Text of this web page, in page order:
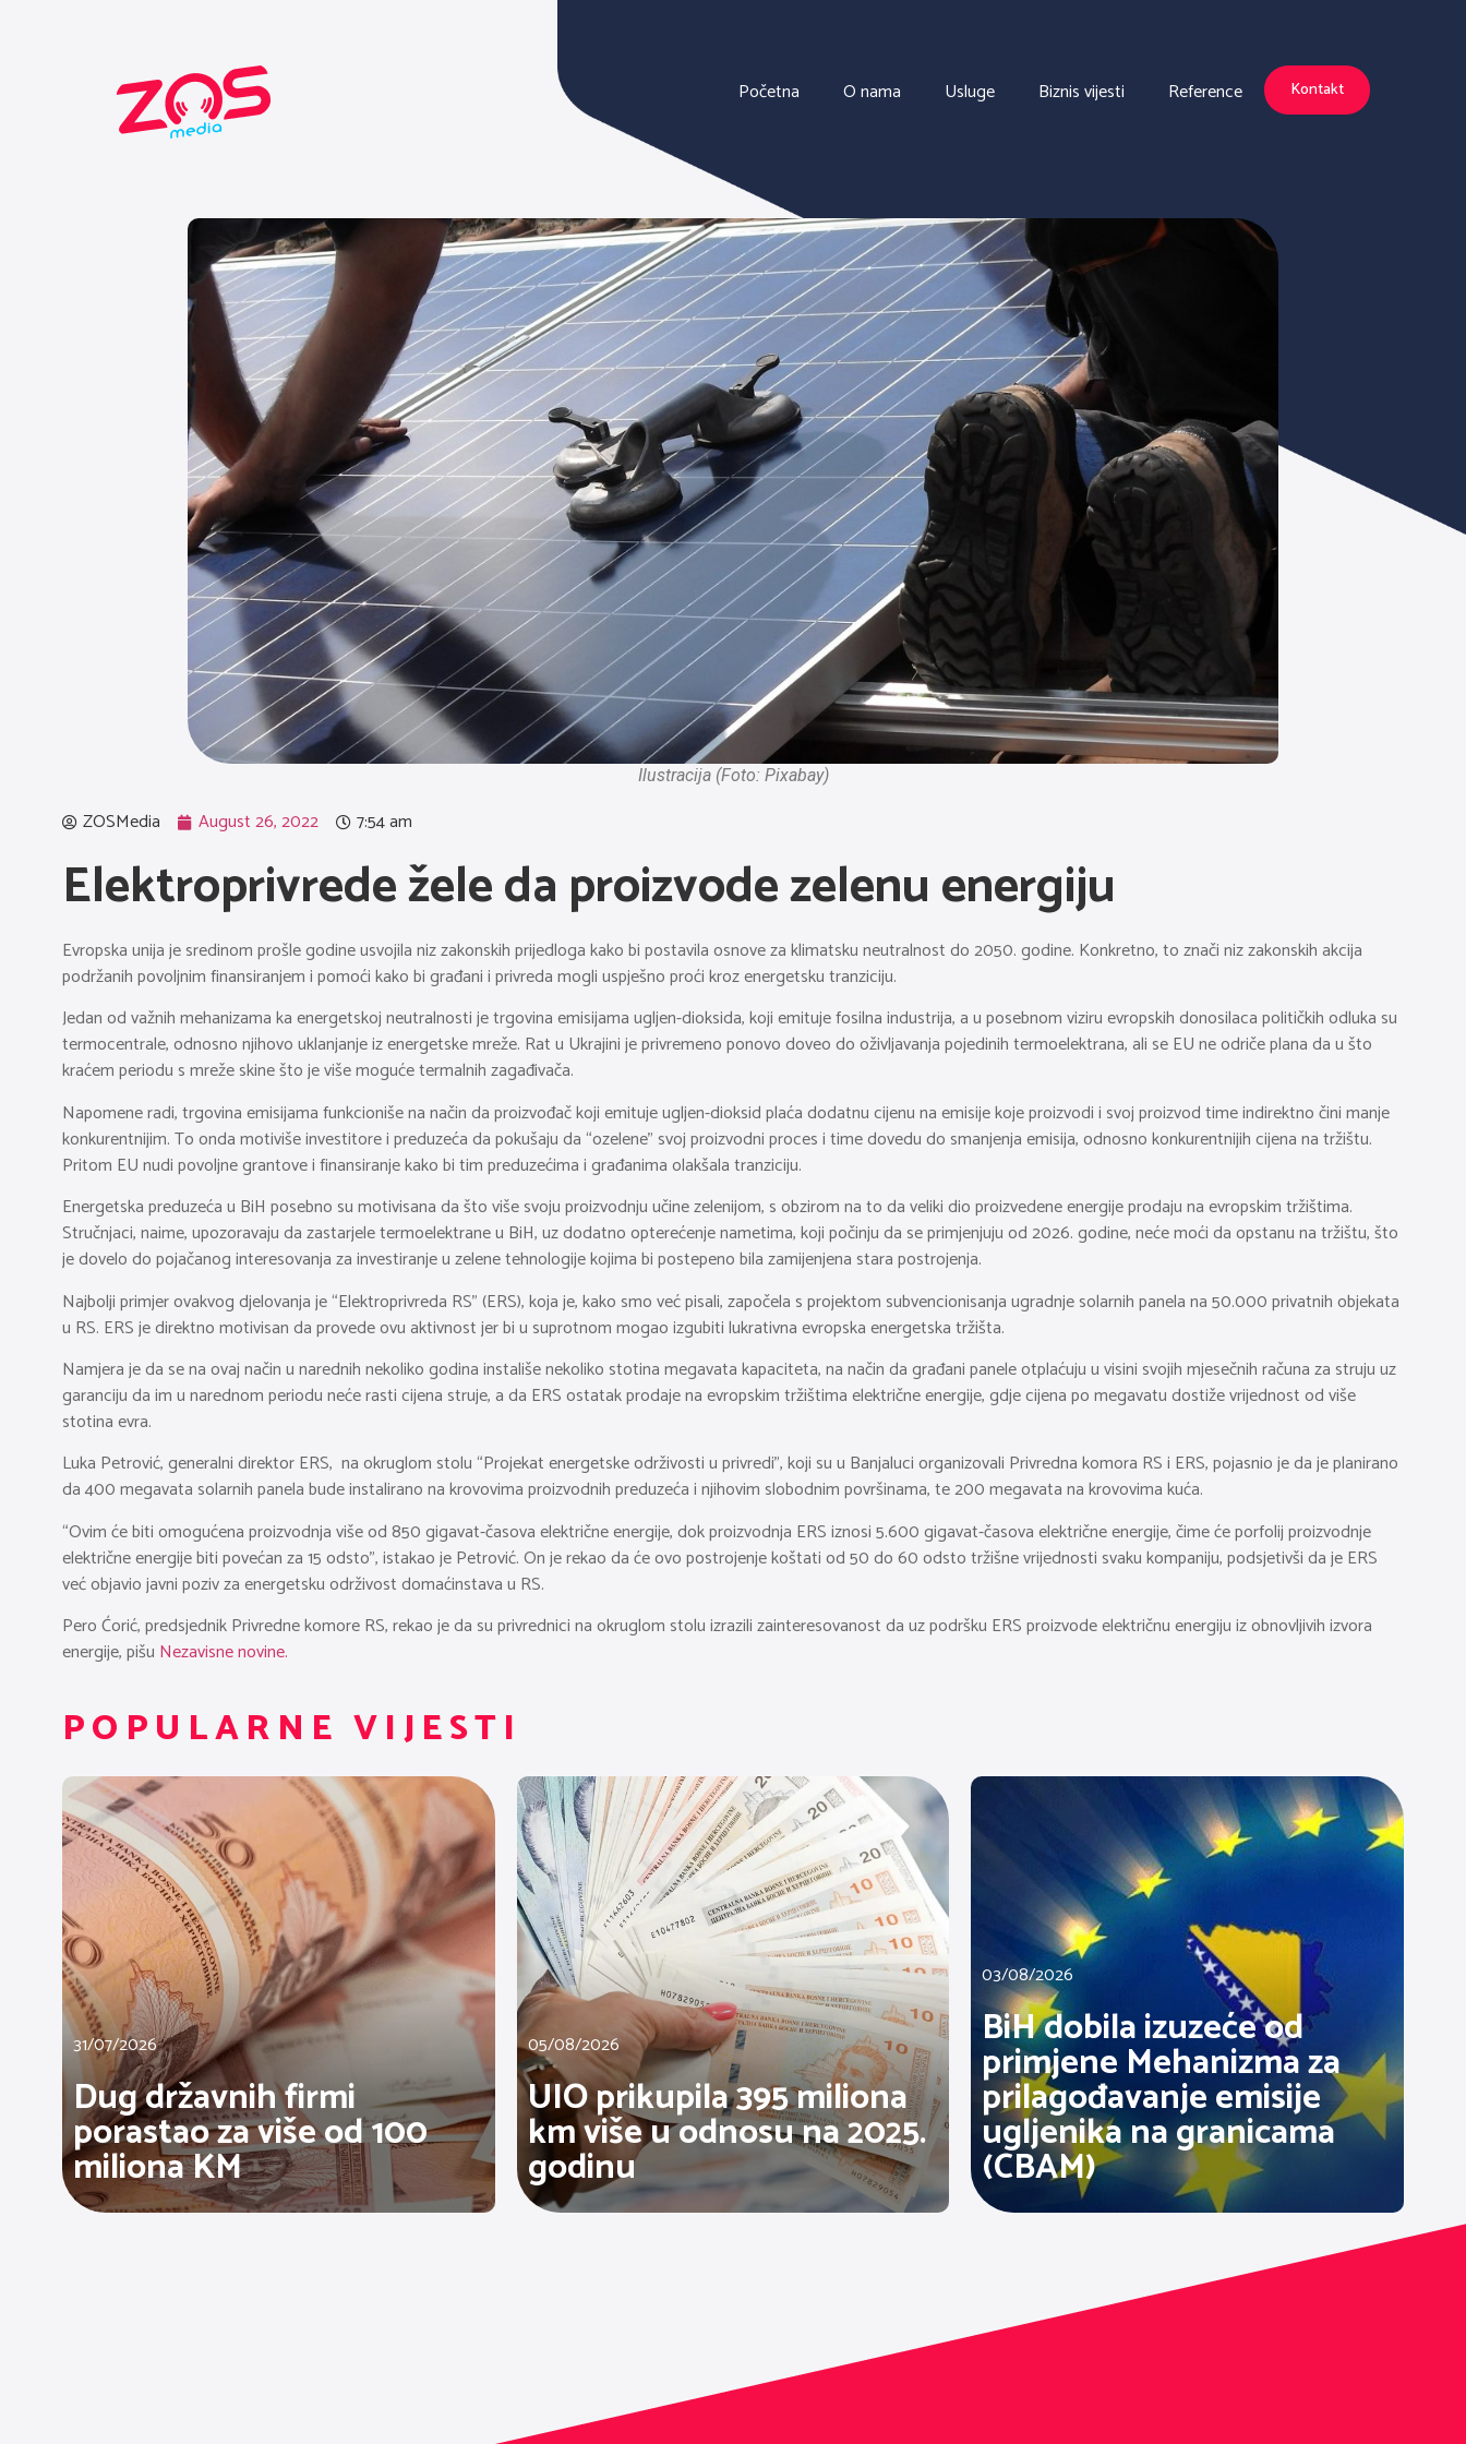
Početna O nama Usluge Biznis vijesti Reference Kontakt
Ilustracija (Foto: Pixabay)
ZOSMedia August 26, 2022 7:54 am
Elektroprivrede žele da proizvode zelenu energiju
Evropska unija je sredinom prošle godine usvojila niz zakonskih prijedloga kako bi postavila osnove za klimatsku neutralnost do 2050. godine. Konkretno, to znači niz zakonskih akcija
podržanih povoljnim finansiranjem i pomoći kako bi građani i privreda mogli uspješno proći kroz energetsku tranziciju.
Jedan od važnih mehanizama ka energetskoj neutralnosti je trgovina emisijama ugljen-dioksida, koji emituje fosilna industrija, a u posebnom viziru evropskih donosilaca političkih odluka su
termocentrale, odnosno njihovo uklanjanje iz energetske mreže. Rat u Ukrajini je privremeno ponovo doveo do oživljavanja pojedinih termoelektrana, ali se EU ne odriče plana da u što
kraćem periodu s mreže skine što je više moguće termalnih zagađivača.
Napomene radi, trgovina emisijama funkcioniše na način da proizvođač koji emituje ugljen-dioksid plaća dodatnu cijenu na emisije koje proizvodi i svoj proizvod time indirektno čini manje
konkurentnijim. To onda motiviše investitore i preduzeća da pokušaju da “ozelene” svoj proizvodni proces i time dovedu do smanjenja emisija, odnosno konkurentnijih cijena na tržištu.
Pritom EU nudi povoljne grantove i finansiranje kako bi tim preduzećima i građanima olakšala tranziciju.
Energetska preduzeća u BiH posebno su motivisana da što više svoju proizvodnju učine zelenijom, s obzirom na to da veliki dio proizvedene energije prodaju na evropskim tržištima.
Stručnjaci, naime, upozoravaju da zastarjele termoelektrane u BiH, uz dodatno opterećenje nametima, koji počinju da se primjenjuju od 2026. godine, neće moći da opstanu na tržištu, što
je dovelo do pojačanog interesovanja za investiranje u zelene tehnologije kojima bi postepeno bila zamijenjena stara postrojenja.
Najbolji primjer ovakvog djelovanja je “Elektroprivreda RS” (ERS), koja je, kako smo već pisali, započela s projektom subvencionisanja ugradnje solarnih panela na 50.000 privatnih objekata
u RS. ERS je direktno motivisan da provede ovu aktivnost jer bi u suprotnom mogao izgubiti lukrativna evropska energetska tržišta.
Namjera je da se na ovaj način u narednih nekoliko godina instališe nekoliko stotina megavata kapaciteta, na način da građani panele otplaćuju u visini svojih mjesečnih računa za struju uz
garanciju da im u narednom periodu neće rasti cijena struje, a da ERS ostatak prodaje na evropskim tržištima električne energije, gdje cijena po megavatu dostiže vrijednost od više
stotina evra.
Luka Petrović, generalni direktor ERS, na okruglom stolu “Projekat energetske održivosti u privredi”, koji su u Banjaluci organizovali Privredna komora RS i ERS, pojasnio je da je planirano
da 400 megavata solarnih panela bude instalirano na krovovima proizvodnih preduzeća i njihovim slobodnim površinama, te 200 megavata na krovovima kuća.
“Ovim će biti omogućena proizvodnja više od 850 gigavat-časova električne energije, dok proizvodnja ERS iznosi 5.600 gigavat-časova električne energije, čime će porfolij proizvodnje
električne energije biti povećan za 15 odsto”, istakao je Petrović. On je rekao da će ovo postrojenje koštati od 50 do 60 odsto tržišne vrijednosti svaku kompaniju, podsjetivši da je ERS
već objavio javni poziv za energetsku održivost domaćinstava u RS.
Pero Ćorić, predsjednik Privredne komore RS, rekao je da su privrednici na okruglom stolu izrazili zainteresovanost da uz podršku ERS proizvode električnu energiju iz obnovljivih izvora
energije, pišu Nezavisne novine.
POPULARNE VIJESTI
31/07/2026
Dug državnih firmi
porastao za više od 100
miliona KM
05/08/2026
UIO prikupila 395 miliona
km više u odnosu na 2025.
godinu
03/08/2026
BiH dobila izuzeće od
primjene Mehanizma za
prilagođavanje emisije
ugljenika na granicama
(CBAM)